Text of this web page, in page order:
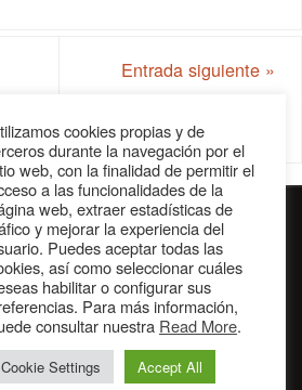
Entrada siguiente »
digital de la Sociedad Erasmiana
2468. Bienvenidos cuantos
que intercambiar navegando por
que es el océano erasmiano.
cookies propias y de
durante la navegación por el
web, con la finalidad de permitir el
a las funcionalidades de la
web, extraer estadísticas de
y mejorar la experiencia del
Puedes aceptar todas las
así como seleccionar cuáles
habilitar o configurar sus
Para más información,
consultar nuestra Read More.
Cookie Settings Accept All